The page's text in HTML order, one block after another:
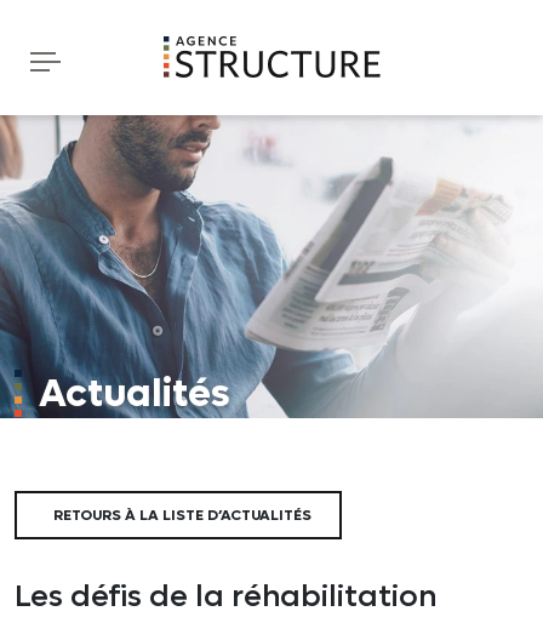
Actualités
RETOURS À LA LISTE D’ACTUALITÉS
Les défis de la réhabilitation